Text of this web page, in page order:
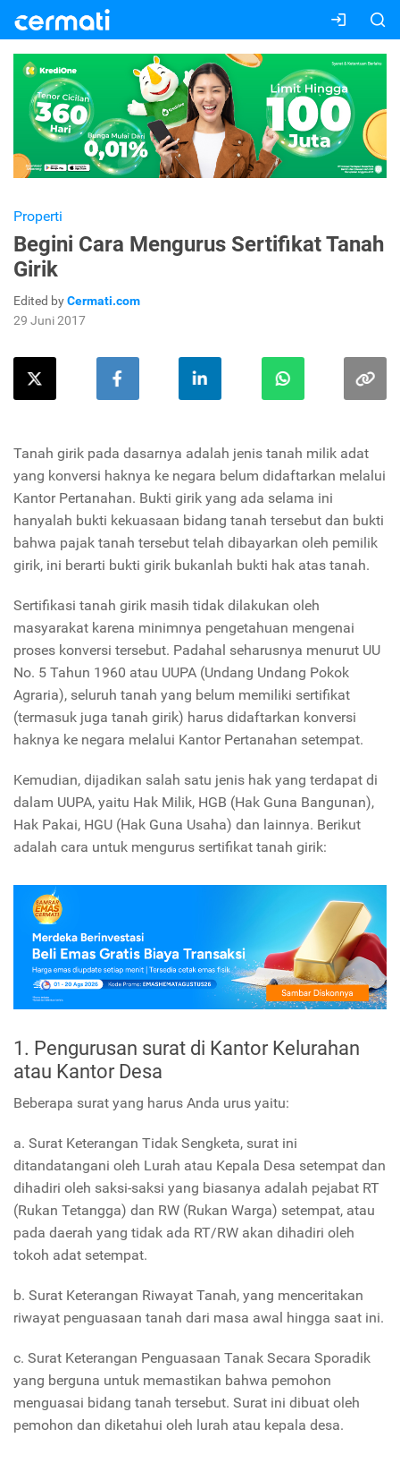
Properti
Begini Cara Mengurus Sertifikat Tanah
Girik
Edited byCermati.com
29 Juni 2017
Tanah girik pada dasarnya adalah jenis tanah milik adat
yang konversi haknya ke negara belum didaftarkan melalui
Kantor Pertanahan. Bukti girik yang ada selama ini
hanyalah bukti kekuasaan bidang tanah tersebut dan bukti
bahwa pajak tanah tersebut telah dibayarkan oleh pemilik
girik, ini berarti bukti girik bukanlah bukti hak atas tanah.
Sertifikasi tanah girik masih tidak dilakukan oleh
masyarakat karena minimnya pengetahuan mengenai
proses konversi tersebut. Padahal seharusnya menurut UU
No. 5 Tahun 1960 atau UUPA (Undang Undang Pokok
Agraria), seluruh tanah yang belum memiliki sertifikat
(termasuk juga tanah girik) harus didaftarkan konversi
haknya ke negara melalui Kantor Pertanahan setempat.
Kemudian, dijadikan salah satu jenis hak yang terdapat di
dalam UUPA, yaitu Hak Milik, HGB (Hak Guna Bangunan),
Hak Pakai, HGU (Hak Guna Usaha) dan lainnya. Berikut
adalah cara untuk mengurus sertifikat tanah girik:
1. Pengurusan surat di Kantor Kelurahan
atau Kantor Desa
Beberapa surat yang harus Anda urus yaitu:
a. Surat Keterangan Tidak Sengketa, surat ini
ditandatangani oleh Lurah atau Kepala Desa setempat dan
dihadiri oleh saksi-saksi yang biasanya adalah pejabat RT
(Rukan Tetangga) dan RW (Rukan Warga) setempat, atau
pada daerah yang tidak ada RT/RW akan dihadiri oleh
tokoh adat setempat.
b. Surat Keterangan Riwayat Tanah, yang menceritakan
riwayat penguasaan tanah dari masa awal hingga saat ini.
c. Surat Keterangan Penguasaan Tanak Secara Sporadik
yang berguna untuk memastikan bahwa pemohon
menguasai bidang tanah tersebut. Surat ini dibuat oleh
pemohon dan diketahui oleh lurah atau kepala desa.